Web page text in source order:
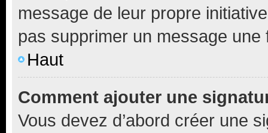
message de leur propre
pas supprimer un message une
Haut
Comment ajouter une
Vous devez d’abord créer une